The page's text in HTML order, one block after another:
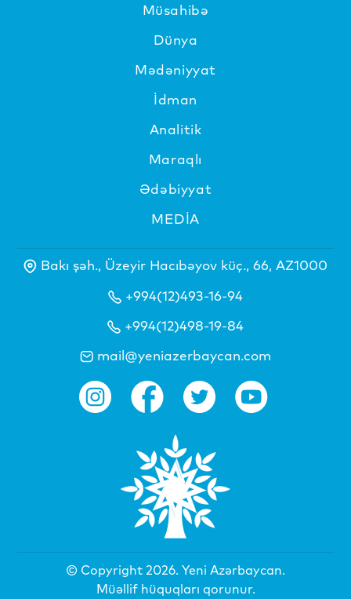
Müsahibə
Dünya
Mədəniyyat
İdman
Analitik
Maraqlı
Ədəbiyyat
MEDİA
Bakı şəh., Üzeyir Hacıbəyov küç., 66, AZ1000
+994(12)493-16-94
+994(12)498-19-84
mail@yeniazerbaycan.com
© Copyright 2026. Yeni Azərbaycan.
Müəllif hüquqları qorunur.